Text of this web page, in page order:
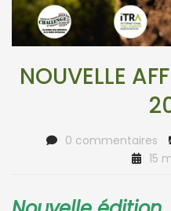
NOUVELLE
0 commentaires
15